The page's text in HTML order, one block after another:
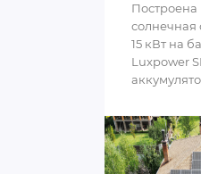
Построена
солнечная
15 кВт на
Luxpower